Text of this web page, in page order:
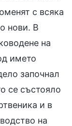
с всяка
нови. В
на
името
започнал
се състояло
и в
на